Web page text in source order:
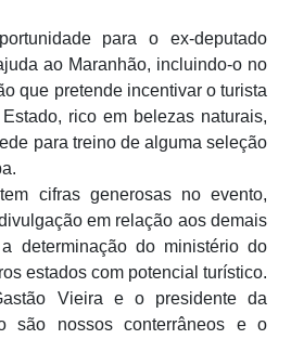
para o ex-deputado
ao Maranhão, incluindo-o no
que pretende incentivar o turista
rico em belezas naturais,
para treino de alguma seleção
cifras generosas no evento,
em relação aos demais
determinação do ministério do
estados com potencial turístico.
Vieira e o presidente da
são nossos conterrâneos e o